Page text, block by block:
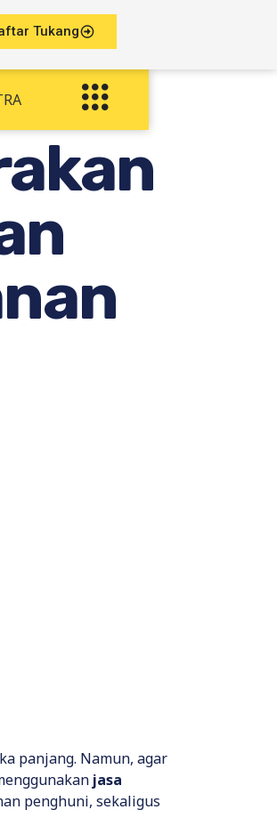
Tukang
panjang. Namun, agar
jasa
penghuni, sekaligus